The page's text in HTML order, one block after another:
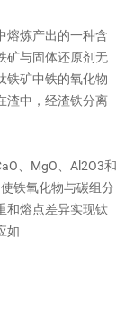
熔炼产出的一种含
矿与固体还原剂无
铁矿中铁的氧化物
渣中，经渣铁分离
、MgO、Al2O3和
铁氧化物与碳组分
和熔点差异实现钛
如